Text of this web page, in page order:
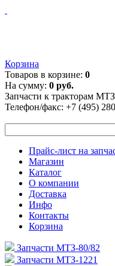
Корзина
Товаров в корзине: 0
На сумму: 0 руб.
Запчасти к тракторам
Телефон/факс: +7 (495)
Прайс-лист на
Магазин
Каталог
О компании
Доставка
Инфо
Контакты
Корзина
Запчасти МТЗ-80/82
Запчасти МТЗ-1221